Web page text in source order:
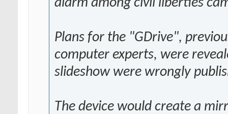
alarm among civil liberties
Plans for the "GDrive",
computer experts, were
slideshow were wrongly
The device would create a